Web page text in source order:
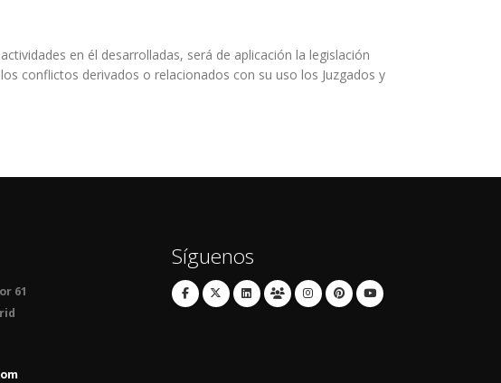
en él desarrolladas, será de aplicación la legislación
conflictos derivados o relacionados con su uso los Juzgados y
61
Síguenos